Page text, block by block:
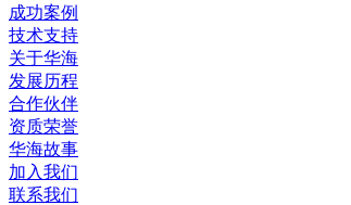
成功案例
技术支持
关于华海
发展历程
合作伙伴
资质荣誉
华海故事
加入我们
联系我们